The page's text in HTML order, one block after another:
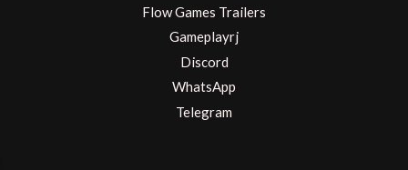
Flow Games Trailers
Gameplayrj
Discord
WhatsApp
Telegram